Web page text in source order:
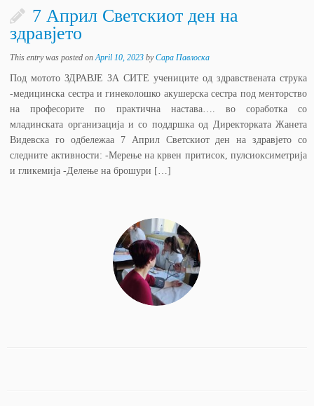
7 Април Светскиот ден на
здравјето
This entry was posted onApril 10, 2023 byСара Павлоска
Под мотото ЗДРАВЈЕ ЗА СИТЕ учениците од здравствената струка
-медицинска сестра и гинеколошко акушерска сестра под менторство
на професорите по практична настава…. во соработка со
младинската организација и со поддршка од Директорката Жанета
Видевска го одбележаа 7 Април Светскиот ден на здравјето со
следните активности: -Мерење на крвен притисок, пулсиоксиметрија
и гликемија -Делење на брошури […]